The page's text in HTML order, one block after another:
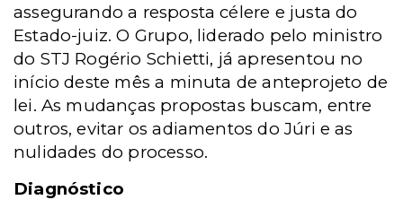
assegurando a resposta célere e justa do
Estado-juiz. O Grupo, liderado pelo ministro
do STJ Rogério Schietti, já apresentou no
início deste mês a minuta de anteprojeto de
lei. As mudanças propostas buscam, entre
outros, evitar os adiamentos do Júri e as
nulidades do processo.
Diagnóstico